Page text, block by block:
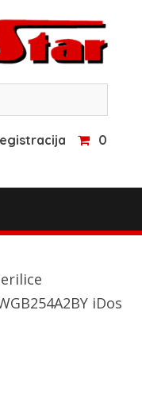
0
iDos